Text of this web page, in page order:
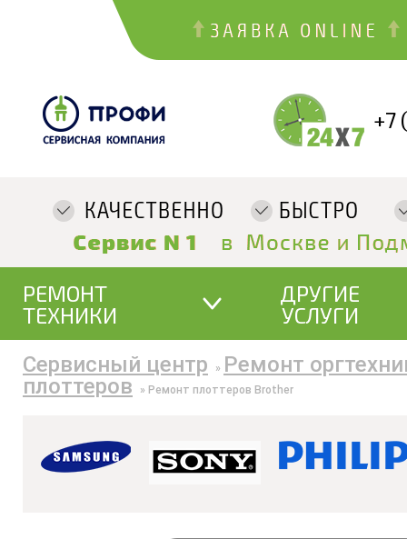
+7
РЕМОНТ
ТЕХНИКИ
ДРУГИЕ
УСЛУГИ
Сервисный центр » Ремонт
плоттеров
» Ремонт плоттеров Brother